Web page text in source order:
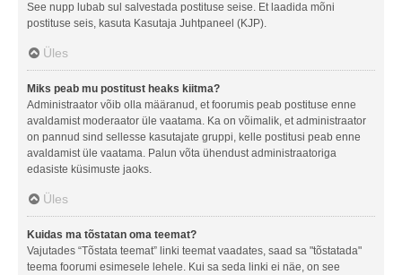
See nupp lubab sul salvestada postituse seise. Et laadida mõni
postituse seis, kasuta Kasutaja Juhtpaneel (KJP).
Üles
Miks peab mu postitust heaks kiitma?
Administraator võib olla määranud, et foorumis peab postituse enne
avaldamist moderaator üle vaatama. Ka on võimalik, et administraator
on pannud sind sellesse kasutajate gruppi, kelle postitusi peab enne
avaldamist üle vaatama. Palun võta ühendust administraatoriga
edasiste küsimuste jaoks.
Üles
Kuidas ma tõstatan oma teemat?
Vajutades “Tõstata teemat” linki teemat vaadates, saad sa "tõstatada"
teema foorumi esimesele lehele. Kui sa seda linki ei näe, on see